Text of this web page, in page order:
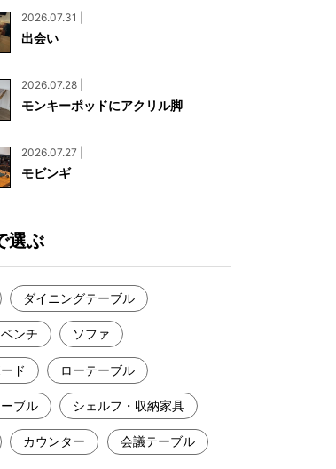
資料請求
工務店様・設計会社様向けお問い合わせ
一枚板買い取りに関して
2026.07.31 |
出会い
2026.07.28 |
モンキーポッドにアクリル脚
2026.07.27 |
モビンギ
選ぶ
ダイニングテーブル
ンチ ソファ
ド ローテーブル
ブル シェルフ・収納家具
カウンター 会議テーブル